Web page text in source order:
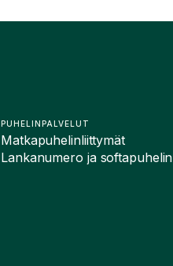
PUHELINPALVELUT
Matkapuhelinliittymät
Lankanumero ja softapuhelin